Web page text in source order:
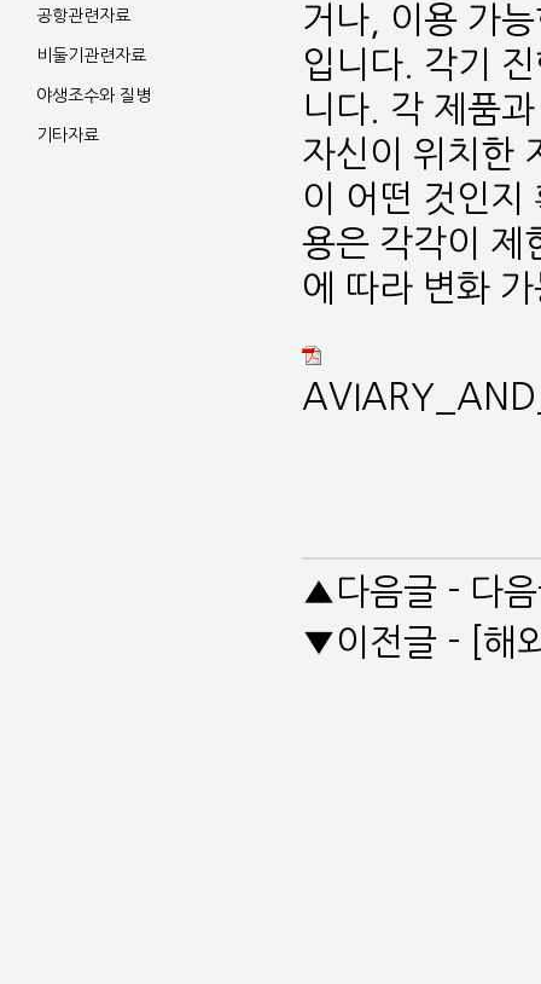
공항관련자료
비둘기관련자료
야생조수와 질병
기타자료
거나, 이용 가
입니다. 각기
니다. 각 제품
자신이 위치한
이 어떤 것인지
용은 각각이 제
에 따라 변화
▲다음글 - 다
▼이전글 - [해